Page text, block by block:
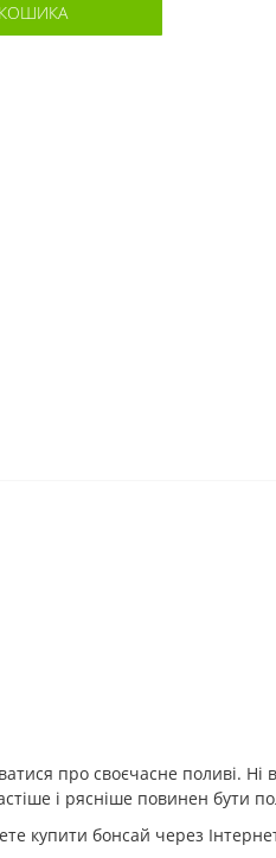
про своєчасне поливі. Ні
і рясніше повинен бути
купити бонсай через